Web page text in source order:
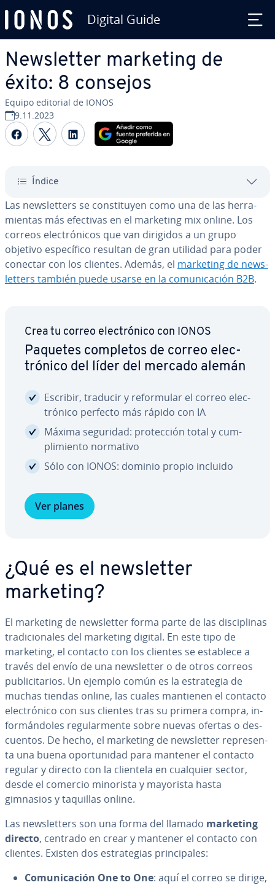
Digital Guide
Ne­w­s­le­t­ter marketing de
éxito: 8 consejos
Equipo editorial de IONOS
9.11.2023
Compartir Facebook
Compartir Twitter
Compartir LinkedIn
Índice
Las ne­w­s­le­t­te­rs se co­n­s­ti­tu­yen como una de las he­rra­
mie­n­tas más efectivas en el marketing mix online. Los
correos ele­c­tró­ni­cos que van dirigidos a un grupo
objetivo es­pe­cí­fi­co resultan de gran utilidad para poder
conectar con los clientes. Además, el marketing de ne­w­s­
le­t­te­rs también puede usarse en la co­mu­ni­ca­ción B2B.
Crea tu correo ele­c­tró­ni­co con IONOS
Paquetes completos de correo ele­c­
tró­ni­co del líder del mercado alemán
Escribir, traducir y re­fo­r­mu­lar el correo ele­c­
tró­ni­co perfecto más rápido con IA
Máxima seguridad: pro­te­c­ción total y cu­m­
pli­mie­n­to normativo
Sólo con IONOS: dominio propio incluido
Ver planes
¿Qué es el ne­w­s­le­t­ter
marketing?
El marketing de ne­w­s­le­t­ter forma parte de las di­s­ci­pli­nas
tra­di­cio­na­les del marketing digital. En este tipo de
marketing, el contacto con los clientes se establece a
través del envío de una ne­w­s­le­t­ter o de otros correos
pu­bli­ci­ta­rios. Un ejemplo común es la es­tra­te­gia de
muchas tiendas online, las cuales mantienen el contacto
ele­c­tró­ni­co con sus clientes tras su primera compra, in­
fo­r­má­n­do­les re­gu­la­r­me­n­te sobre nuevas ofertas o de­s­
cue­n­tos. De hecho, el marketing de ne­w­s­le­t­ter re­pre­se­n­
ta una buena opo­r­tu­ni­dad para mantener el contacto
regular y directo con la clientela en cualquier sector,
desde el comercio minorista y mayorista hasta
gimnasios y taquillas online.
Las ne­w­s­le­t­te­rs son una forma del llamado marketing
directo, centrado en crear y mantener el contacto con
clientes. Existen dos es­tra­te­gias pri­n­ci­pa­les:
Co­mu­ni­ca­ción One to One: aquí el correo se dirige,